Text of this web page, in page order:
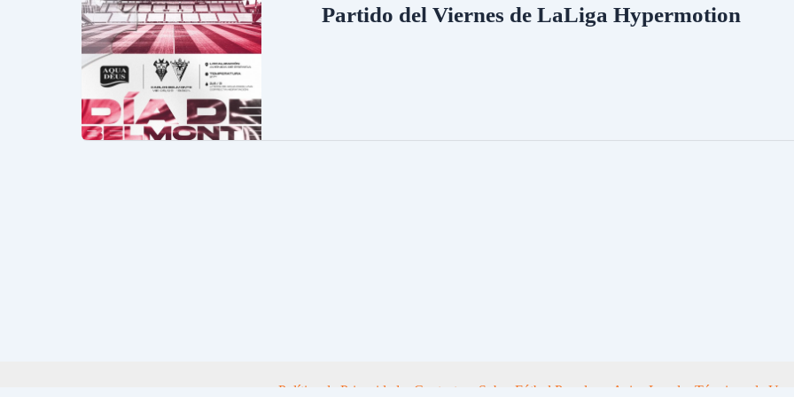
Partido del Viernes de LaLiga Hypermotion
Política de Privacidad Contacto Sobre Fútbol Popular Aviso Legal y Términos de Uso